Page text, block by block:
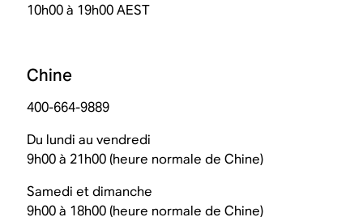
10h00 à 19h00 AEST
Chine
400-664-9889
Du lundi au vendredi
9h00 à 21h00 (heure normale de Chine)
Samedi et dimanche
9h00 à 18h00 (heure normale de Chine)